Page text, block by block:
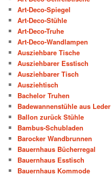
Art-Deco-Spiegel
Art-Deco-Stühle
Art-Deco-Truhe
Art-Deco-Wandlampen
Ausziehbare Tische
Ausziehbarer Esstisch
Ausziehbarer Tisch
Ausziehtisch
Bachelor Truhen
Badewannenstühle aus Leder
Ballon zurück Stühle
Bambus-Schubladen
Barocker Wandbrunnen
Bauernhaus Bücherregal
Bauernhaus Esstisch
Bauernhaus Kommode